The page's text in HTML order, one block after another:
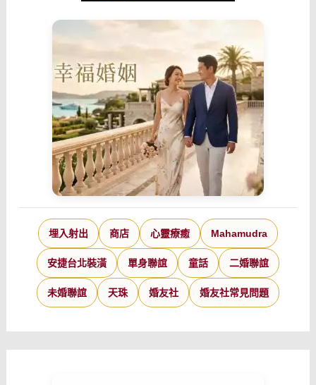
埋入射出 商店 心靈療癒 Mahamudra
安捷台北裝潢 單身聯誼 童話 二婚聯誼
未婚聯誼 天珠 婚友社 婚友社常見問題